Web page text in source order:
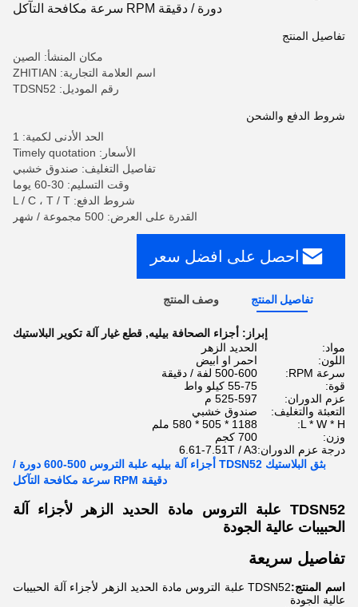
دورة / دقيقة RPM سرعة مكافحة التآكل
تفاصيل المنتج
مكان المنشأ: الصين
اسم العلامة التجارية: ZHITIAN
رقم الموديل: TDSN52
شروط الدفع والشحن
الحد الأدنى لكمية: 1
الأسعار: Timely quotation
تفاصيل التغليف: صندوق خشبي
وقت التسليم: 30-60 يوما
شروط الدفع: L / C ، T / T
القدرة على العرض: 500 مجموعة / شهر
احصل على افضل سعر
تفاصيل المنتج وصف المنتج
إبراز: أجزاء الصحافة بيليه, قطع غيار آلة تكوير البلاستيك
مواد:
الحديد الزهر
اللون:
احمر او ابيض
سرعة RPM:
500-600 لفة / دقيقة
قوة:
55-75 كيلو واط
عزم الدوران:
525-597 م
التعبئة والتغليف:
صندوق خشبي
L * W * H:
1188 * 505 * 580 ملم
وزن:
700 كجم
درجة عزم الدوران:6.61-7.51T / A3
بثق البلاستيك TDSN52 أجزاء آلة بيليه علبة التروس 500-600 دورة /
دقيقة RPM سرعة مكافحة التآكل
TDSN52 علبة التروس مادة الحديد الزهر لأجزاء آلة
الحبيبات عالية الجودة
تفاصيل سريعة
اسم المنتج:
TDSN52 علبة التروس مادة الحديد الزهر لأجزاء آلة الحبيبات
عالية الجودة